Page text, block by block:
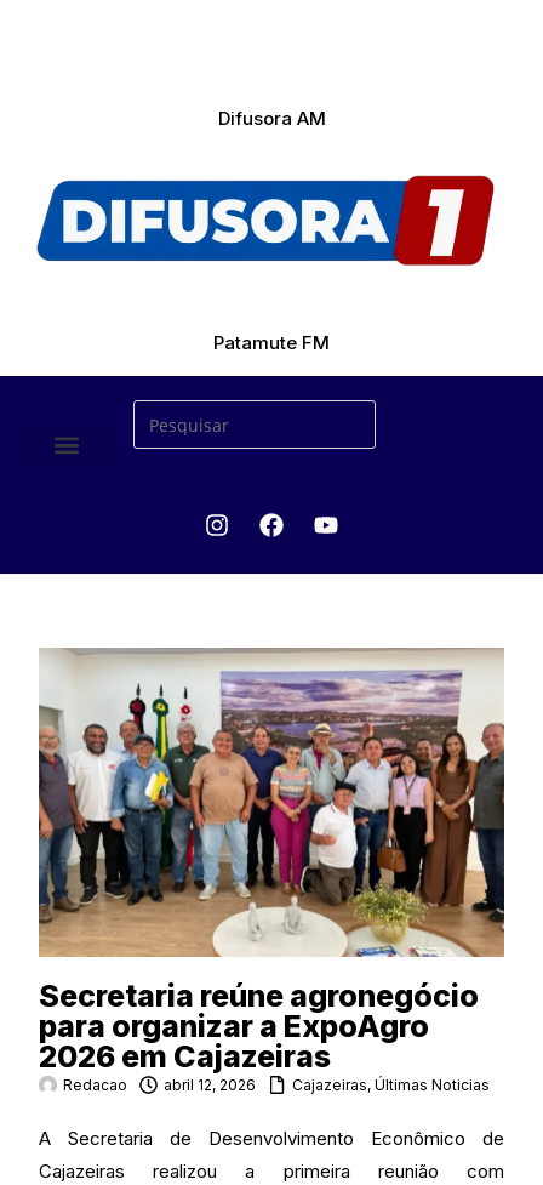
Difusora AM
Patamute FM
Secretaria reúne agronegócio
para organizar a ExpoAgro
2026 em Cajazeiras
Redacao abril 12, 2026 Cajazeiras,Últimas Noticias
A Secretaria de Desenvolvimento Econômico de
Cajazeiras realizou a primeira reunião com